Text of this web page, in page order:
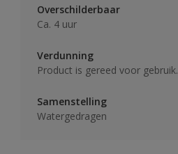
Overschilderbaar
Ca. 4 uur
Verdunning
Product is gereed voor gebruik.
Samenstelling
Watergedragen